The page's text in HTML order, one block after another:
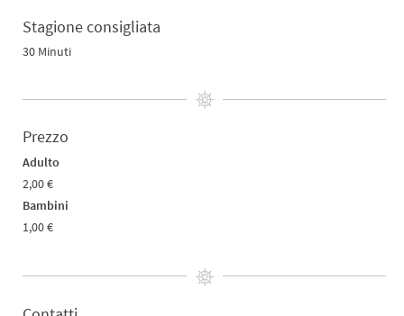
Stagione consigliata
30 Minuti
Prezzo
Adulto
2,00 €
Bambini
1,00 €